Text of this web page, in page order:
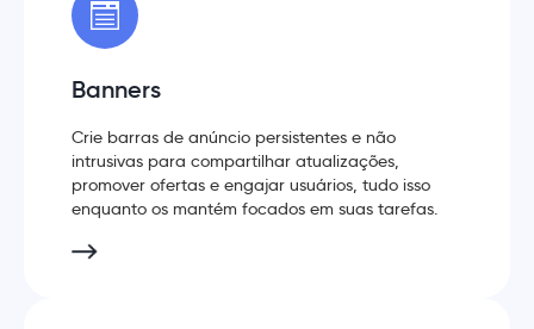
Banners
Crie barras de anúncio persistentes e não
intrusivas para compartilhar atualizações,
promover ofertas e engajar usuários, tudo isso
enquanto os mantém focados em suas tarefas.